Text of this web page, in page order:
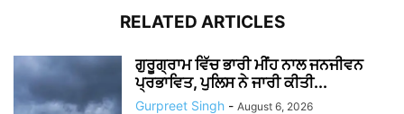
RELATED ARTICLES
ਗੁਰੂਗ੍ਰਾਮ ਵਿੱਚ ਭਾਰੀ ਮੀਂਹ ਨਾਲ ਜਨਜੀਵਨ
ਪ੍ਰਭਾਵਿਤ, ਪੁਲਿਸ ਨੇ ਜਾਰੀ ਕੀਤੀ...
Gurpreet Singh - August 6, 2026